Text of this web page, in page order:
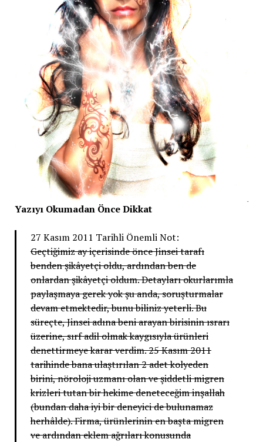
Yazıyı Okumadan Önce Dikkat
27 Kasım 2011 Tarihli Önemli Not:
Geçtiğimiz ay içerisinde önce Jinsei tarafı
benden şikâyetçi oldu, ardından ben de
onlardan şikâyetçi oldum. Detayları okurlarımla
paylaşmaya gerek yok şu anda, soruşturmalar
devam etmektedir, bunu biliniz yeterli. Bu
süreçte, Jinsei adına beni arayan birisinin ısrarı
üzerine, sırf adil olmak kaygısıyla ürünleri
denettirmeye karar verdim. 25 Kasım 2011
tarihinde bana ulaştırılan 2 adet kolyeden
birini, nöroloji uzmanı olan ve şiddetli migren
krizleri tutan bir hekime deneteceğim inşallah
(bundan daha iyi bir deneyici de bulunamaz
herhâlde). Firma, ürünlerinin en başta migren
ve ardından eklem ağrıları konusunda